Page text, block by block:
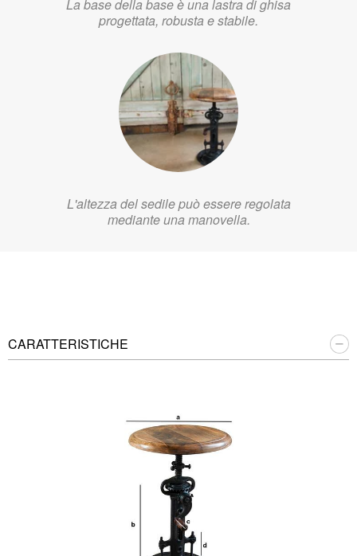
La base della base è una lastra di ghisa
progettata, robusta e stabile.
L'altezza del sedile può essere regolata
mediante una manovella.
CARATTERISTICHE